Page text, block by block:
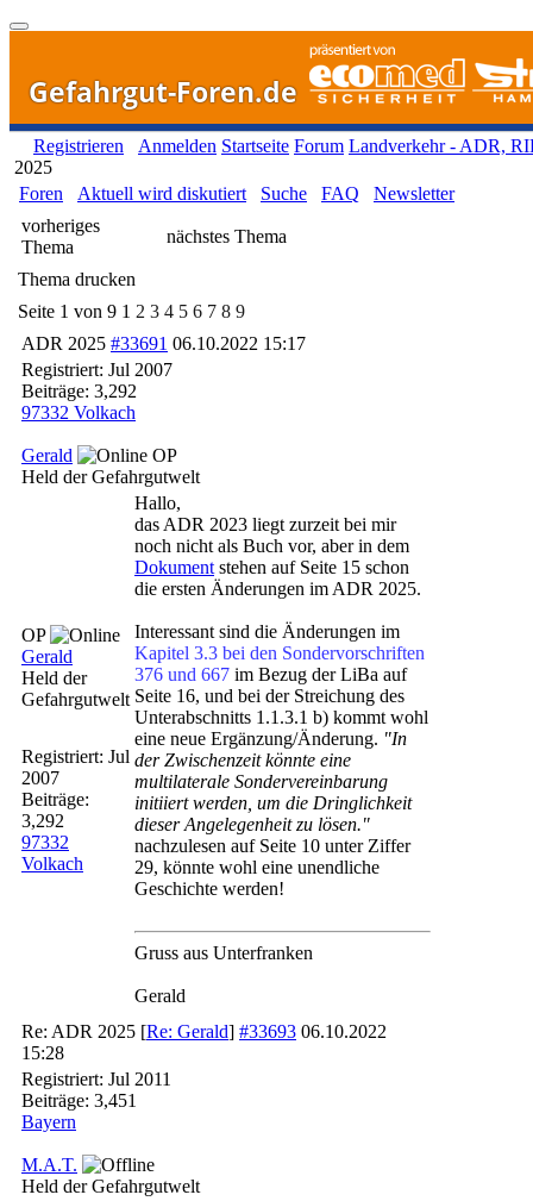
Gefahrgut-Foren.de
Registrieren Anmelden Startseite Forum Landverkehr - ADR,
2025
Foren
Aktuell wird diskutiert Suche FAQ
Newsletter
vorheriges
Thema
nächstes Thema
Thema drucken
Seite 1 von 9 1 2 3 4 5 6 7 8 9
ADR 2025 #33691 06.10.2022 15:17
Registriert: Jul 2007
Beiträge: 3,292
97332 Volkach
Gerald
OP
Held der Gefahrgutwelt
OP
Gerald
Held der
Gefahrgutwelt
Registriert: Jul
2007
Beiträge:
3,292
97332
Volkach
Hallo,
das ADR 2023 liegt zurzeit bei mir
noch nicht als Buch vor, aber in dem
Dokument stehen auf Seite 15 schon
die ersten Änderungen im ADR 2025.
Interessant sind die Änderungen im
Kapitel 3.3 bei den Sondervorschriften
376 und 667 im Bezug der LiBa auf
Seite 16, und bei der Streichung des
Unterabschnitts 1.1.3.1 b) kommt wohl
eine neue Ergänzung/Änderung. "In
der Zwischenzeit könnte eine
multilaterale Sondervereinbarung
initiiert werden, um die Dringlichkeit
dieser Angelegenheit zu lösen."
nachzulesen auf Seite 10 unter Ziffer
29, könnte wohl eine unendliche
Geschichte werden!
Gruss aus Unterfranken
Gerald
Re: ADR 2025 [Re: Gerald] #33693 06.10.2022
15:28
Registriert: Jul 2011
Beiträge: 3,451
Bayern
M.A.T.
Held der Gefahrgutwelt